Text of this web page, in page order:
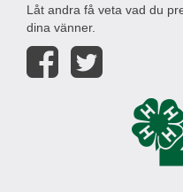
Låt andra få veta vad du
dina vänner.